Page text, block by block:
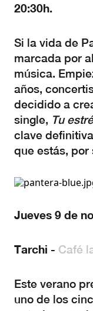
20:30h.
Si la vida de
marcada por
música.
años,
decidido a
single, Tu
clave
que estás, por
Jueves 9 de
Tarchi - Café
Este verano
uno de los